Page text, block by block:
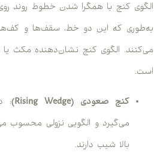
الگوی کنج با همگرا شدن خطوط روند
به‌طوری که این دو خط، سقف‌ها و
می‌کنند. الگوی کنج نشان‌دهنده مکث
است.
کنج صعودی (Rising Wedge)
:
می‌گیرد و الگویی نزولی محسوب
بالا شیب دارند.